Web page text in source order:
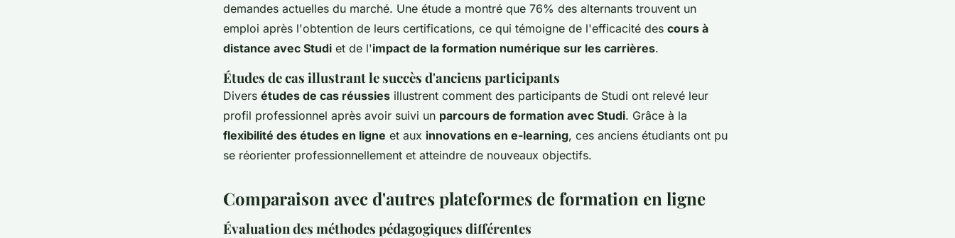
demandes actuelles du marché. Une étude a montré que 76% des alternants trouvent un
emploi après l'obtention de leurs certifications, ce qui témoigne de l'efficacité des cours à
distance avec Studi et de l'impact de la formation numérique sur les carrières.
Études de cas illustrant le succès d'anciens participants
Divers études de cas réussies illustrent comment des participants de Studi ont relevé leur
profil professionnel après avoir suivi un parcours de formation avec Studi. Grâce à la
flexibilité des études en ligne et aux innovations en e-learning, ces anciens étudiants ont pu
se réorienter professionnellement et atteindre de nouveaux objectifs.
Comparaison avec d'autres plateformes de formation en ligne
Évaluation des méthodes pédagogiques différentes